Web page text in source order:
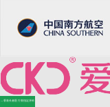
—香港长者医疗券指定牙科